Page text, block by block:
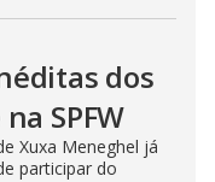
dos
SPFW
Xuxa Meneghel já
participar do